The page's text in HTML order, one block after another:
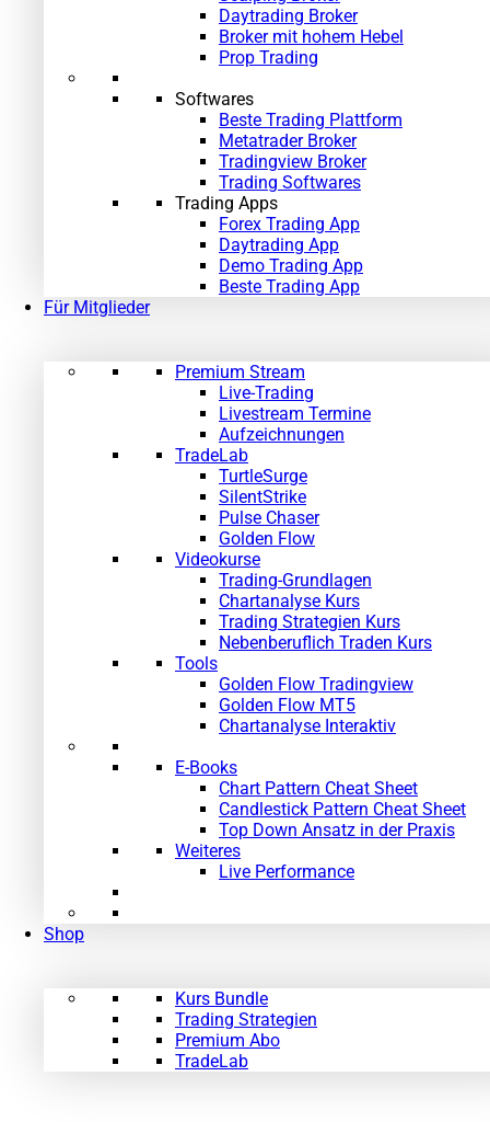
Daytrading Broker
Broker mit hohem Hebel
Prop Trading
Softwares
Beste Trading Plattform
Metatrader Broker
Tradingview Broker
Trading Softwares
Trading Apps
Forex Trading App
Daytrading App
Demo Trading App
Beste Trading App
Für Mitglieder
Premium Stream
Live-Trading
Livestream Termine
Aufzeichnungen
TradeLab
TurtleSurge
SilentStrike
Pulse Chaser
Golden Flow
Videokurse
Trading-Grundlagen
Chartanalyse Kurs
Trading Strategien Kurs
Nebenberuflich Traden Kurs
Tools
Golden Flow Tradingview
Golden Flow MT5
Chartanalyse Interaktiv
E-Books
Chart Pattern Cheat Sheet
Candlestick Pattern Cheat Sheet
Top Down Ansatz in der Praxis
Weiteres
Live Performance
Shop
Kurs Bundle
Trading Strategien
Premium Abo
TradeLab